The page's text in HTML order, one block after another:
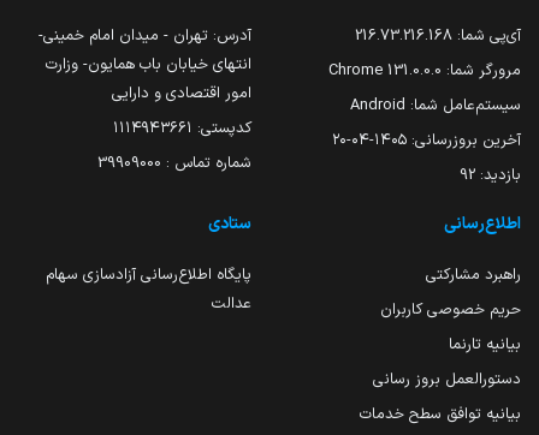
آی‌پی شما: 216.73.216.168
مرورگر شما: 131.0.0.0 Chrome
سیستم‌عامل شما: Android
آخرین بروزرسانی: ۱۴۰۵-۰۴-۲۰
بازدید: 92
آدرس: تهران - میدان امام خمینی-
انتهای خیابان باب همایون- وزارت
امور اقتصادی و دارایی
کدپستی: ۱۱۱۴۹۴۳۶۶۱
شماره تماس : 39909000
اطلاع‌رسانی
راهبرد مشارکتی
حریم خصوصی کاربران
بیانیه تارنما
دستورالعمل بروز رسانی
بیانیه توافق سطح خدمات
ستادی
پایگاه اطلاع‌رسانی آزادسازی سهام
عدالت